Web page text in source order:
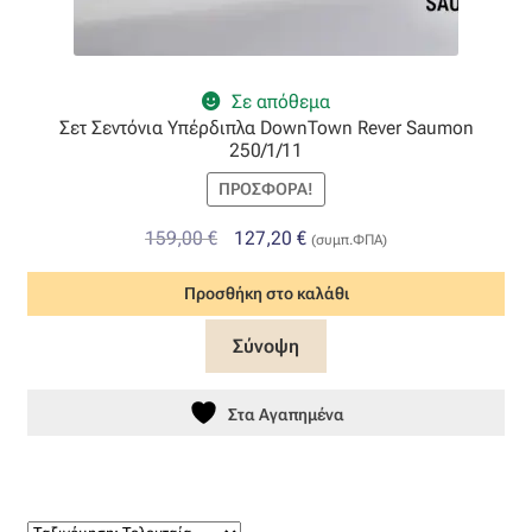
Σε απόθεμα
Σετ Σεντόνια Υπέρδιπλα DownTown Rever Saumon
250/1/11
ΠΡΟΣΦΟΡΆ!
159,00€
Original
price
was:
159,00 €.
127,20 €Η
τρέχουσα
τιμή
είναι:
(συμπ.ΦΠΑ)
Προσθήκη στο καλάθι
Σύνοψη
Στα Αγαπημένα